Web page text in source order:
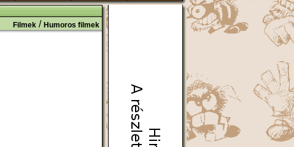
Filmek/ Humoros filmek